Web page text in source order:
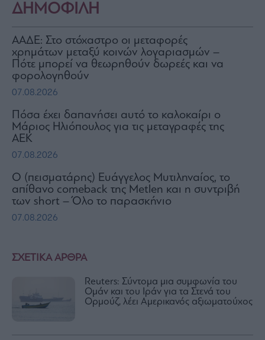
ΣΧΕΤΙΚΑ ΑΡΘΡΑ
Reuters: Σύντομα μια συμφωνία του
Ομάν και του Ιράν για τα Στενά του
Ορμούζ, λέει Αμερικανός αξιωματούχος
ΔΗΜΟΦΙΛΗ
ΑΑΔΕ: Στο στόχαστρο οι μεταφορές
χρημάτων μεταξύ κοινών λογαριασμών –
Πότε μπορεί να θεωρηθούν δωρεές και να
φορολογηθούν
07.08.2026
Πόσα έχει δαπανήσει αυτό το καλοκαίρι ο
Μάριος Ηλιόπουλος για τις μεταγραφές της
ΑΕΚ
07.08.2026
Ο (πεισματάρης) Ευάγγελος Μυτιληναίος, το
απίθανο comeback της Μetlen και η συντριβή
των short – Όλο το παρασκήνιο
07.08.2026